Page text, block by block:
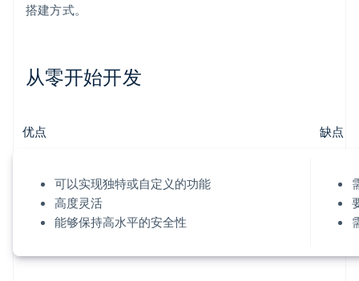
搭建方式。
从零开始开发
优点 缺点
可以实现独特或自定义的功能
高度灵活
能够保持高水平的安全性